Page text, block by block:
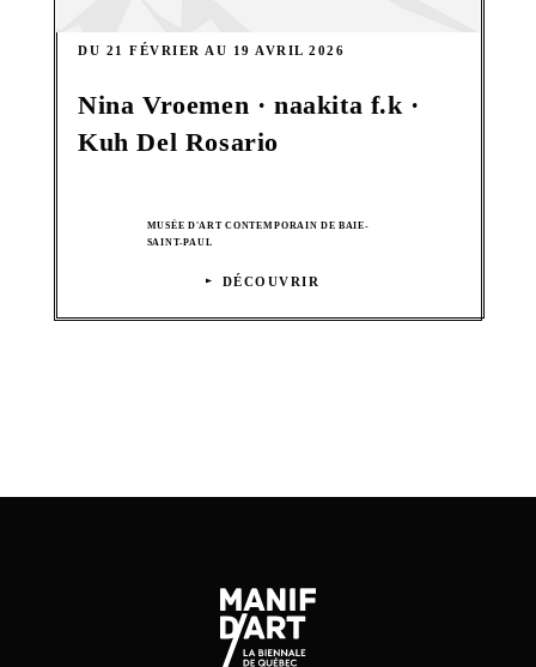
DU 21 FÉVRIER AU 19 AVRIL 2026
Nina Vroemen · naakita f.k ·
Kuh Del Rosario
MUSÉE D'ART CONTEMPORAIN DE BAIE-
SAINT-PAUL
DÉCOUVRIR